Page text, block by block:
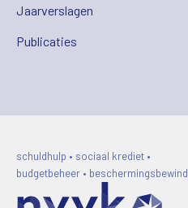
Jaarverslagen
Publicaties
schuldhulp • sociaal krediet •
budgetbeheer • beschermingsbewind